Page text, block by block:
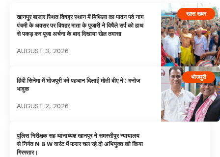
खास खबर
खानपुर बाजार स्थित विषहर स्थान में मिथिला का पावन पर्व नाग
पंचमी के अवसर पर विषहर माता के पुजारी ने विषैले सर्प को हाथ
से पकड़ कर पूजा अर्चना के बाद दिखाया खेल तमासा
AUGUST 3, 2026
भोजपुरी
हिंदी सिनेमा में भोजपुरी को पहचान दिलाई मोती बीए ने : मनोज
भावुक
AUGUST 2, 2026
पुलिस निरीक्षक सह थानाध्यक्ष खानपुर ने समस्तीपुर न्यायालय
से निर्गत N B W वारंट में फरार चल रहे दो अभियुक्त को किया
गिरफ्तार।